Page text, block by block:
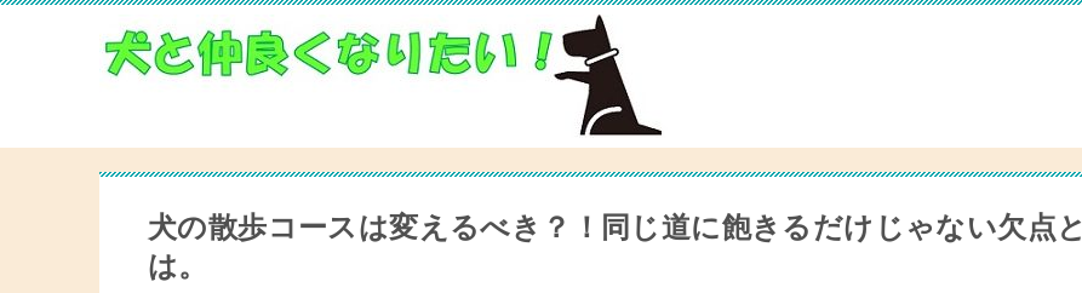
犬の散歩コースは変えるべき？！同じ道に飽きるだけじゃない欠点と
は。